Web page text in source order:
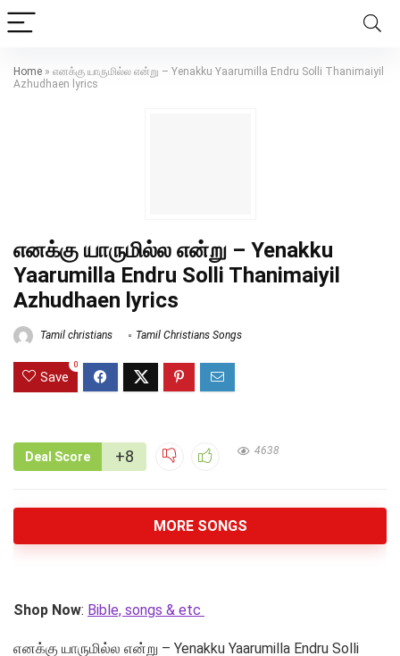
Home » எனக்கு யாருமில்ல என்று – Yenakku Yaarumilla Endru Solli Thanimaiyil
Azhudhaen lyrics
எனக்கு யாருமில்ல என்று – Yenakku
Yaarumilla Endru Solli Thanimaiyil
Azhudhaen lyrics
Tamil christians Tamil Christians Songs
Save
0
Deal Score +8 4638
MORE SONGS
Shop Now: Bible, songs & etc
எனக்கு யாருமில்ல என்று – Yenakku Yaarumilla Endru Solli